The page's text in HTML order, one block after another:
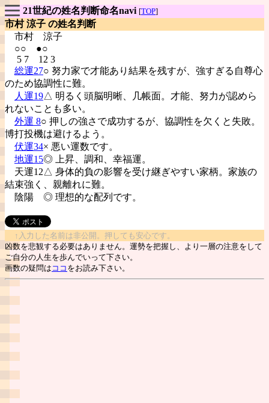
21世紀の姓名判断命名navi [TOP]
市村 涼子 の姓名判断
市村 涼子
○○ ●○
5 7 12 3
総運27○ 努力家で才能あり結果を残すが、強すぎる自尊心
のため協調性に難。
人運19△ 明るく頭脳明晰、几帳面。才能、努力が認めら
れないことも多い。
外運 8○ 押しの強さで成功するが、協調性を欠くと失敗。
博打投機は避けるよう。
伏運34× 悪い運数です。
地運15◎ 上昇、調和、幸福運。
天運12△ 身体的負の影響を受け継ぎやすい家柄。家族の
結束強く、親離れに難。
陰陽 ◎ 理想的な配列です。
↑入力した名前は非公開。押しても安心です。
凶数を悲観する必要はありません。運勢を把握し、より一層の注意をして
ご自分の人生を歩んでいって下さい。
画数の疑問は ココ をお読み下さい。